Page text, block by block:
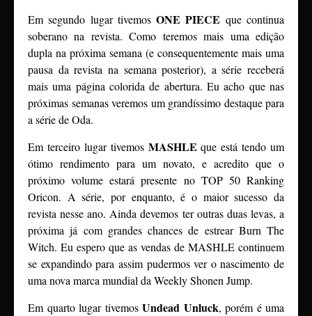
Em segundo lugar tivemosONE PIECE que continua
soberano na revista. Como teremos mais uma edição
dupla na próxima semana (e consequentemente mais uma
pausa da revista na semana posterior), a série receberá
mais uma página colorida de abertura. Eu acho que nas
próximas semanas veremos um grandíssimo destaque para
a série de Oda.
Em terceiro lugar tivemos MASHLE que está tendo um
ótimo rendimento para um novato, e acredito que o
próximo volume estará presente no TOP 50 Ranking
Oricon. A série, por enquanto, é o maior sucesso da
revista nesse ano. Ainda devemos ter outras duas levas, a
próxima já com grandes chances de estrear Burn The
Witch. Eu espero que as vendas de MASHLE continuem
se expandindo para assim pudermos ver o nascimento de
uma nova marca mundial da Weekly Shonen Jump.
Em quarto lugar tivemos Undead Unluck, porém é uma